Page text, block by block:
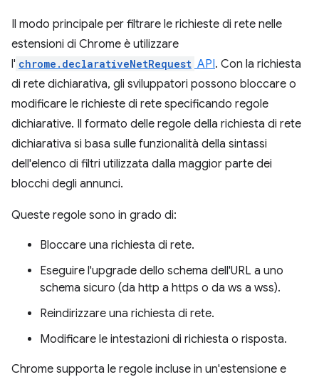
Il modo principale per filtrare le richieste di rete nelle
estensioni di Chrome è utilizzare
l' chrome.declarativeNetRequest API. Con la richiesta
di rete dichiarativa, gli sviluppatori possono bloccare o
modificare le richieste di rete specificando regole
dichiarative. Il formato delle regole della richiesta di rete
dichiarativa si basa sulle funzionalità della sintassi
dell'elenco di filtri utilizzata dalla maggior parte dei
blocchi degli annunci.
Queste regole sono in grado di:
Bloccare una richiesta di rete.
Eseguire l'upgrade dello schema dell'URL a uno
schema sicuro (da http a https o da ws a wss).
Reindirizzare una richiesta di rete.
Modificare le intestazioni di richiesta o risposta.
Chrome supporta le regole incluse in un'estensione e